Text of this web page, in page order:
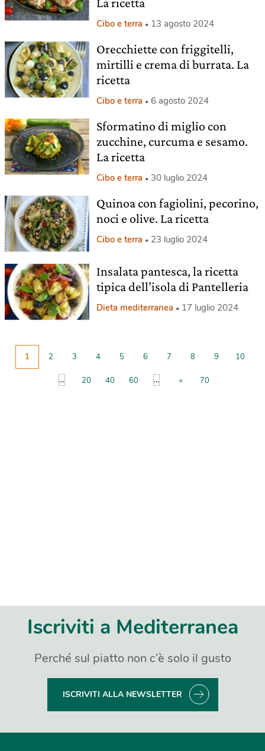
Cibo e terra 13 agosto 2024
Orecchiette con friggitelli,
mirtilli e crema di burrata. La
ricetta
Cibo e terra 6 agosto 2024
Sformatino di miglio con
zucchine, curcuma e sesamo.
La ricetta
Cibo e terra 30 luglio 2024
Quinoa con fagiolini, pecorino,
noci e olive. La ricetta
Cibo e terra 23 luglio 2024
Insalata pantesca, la ricetta
tipica dell’isola di Pantelleria
Dieta mediterranea 17 luglio 2024
1 2 3 4 5 6 7 8 9 10
... 20 40 60 ... » 70
Iscriviti a Mediterranea
Perché sul piatto non c’è solo il gusto
ISCRIVITI ALLA NEWSLETTER